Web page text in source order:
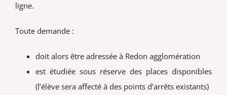
ligne.
Toute demande :
doit alors être adressée à Redon agglomération
est étudiée sous réserve des places disponibles
(l’élève sera affecté à des points d’arrêts existants)